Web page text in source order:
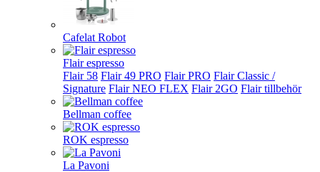
Cafelat Robot
Flair espresso
Flair 58 Flair 49 PRO Flair PRO Flair Classic /
Signature Flair NEO FLEX Flair 2GO Flair tillbehör
Bellman coffee
ROK espresso
La Pavoni